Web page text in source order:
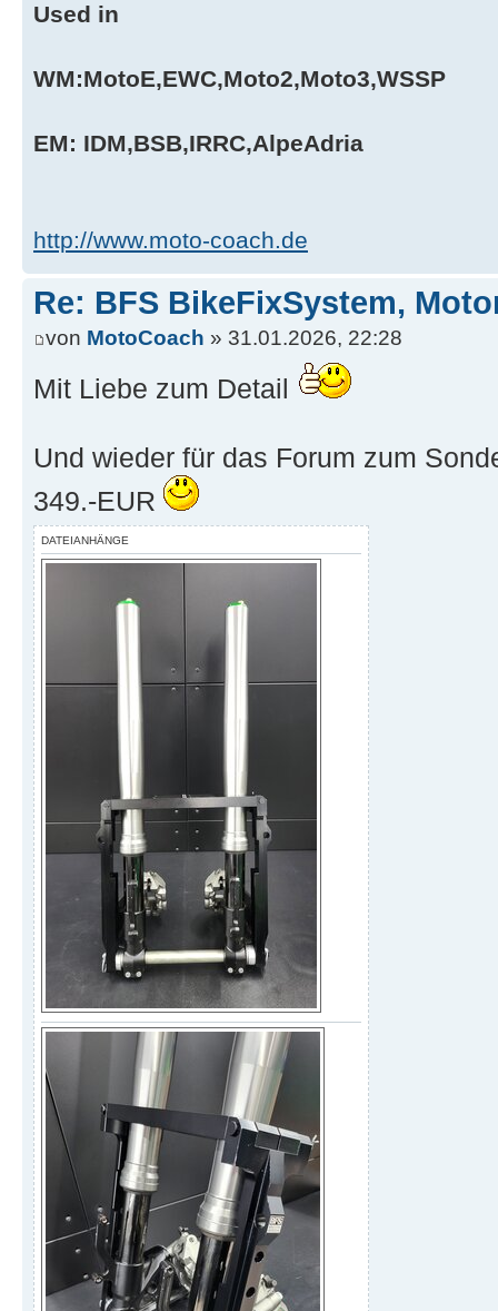
Used in
WM:MotoE,EWC,Moto2,Moto3,WSSP
EM: IDM,BSB,IRRC,AlpeAdria
http://www.moto-coach.de
Re: BFS BikeFixSystem,
von MotoCoach » 31.01.2026, 22:28
Mit Liebe zum Detail
Und wieder für das Forum zum
349.-EUR
DATEIANHÄNGE